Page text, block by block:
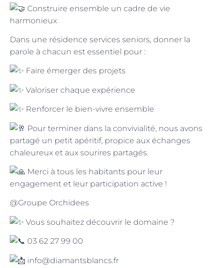
Construire ensemble un cadre de vie
harmonieux
Dans une résidence services seniors, donner la
parole à chacun est essentiel pour :
Faire émerger des projets
Valoriser chaque expérience
Renforcer le bien-vivre ensemble
Pour terminer dans la convivialité, nous avons
partagé un petit apéritif, propice aux échanges
chaleureux et aux sourires partagés.
Merci à tous les habitants pour leur
engagement et leur participation active !
@Groupe Orchidees
Vous souhaitez découvrir le domaine ?
03 62 27 99 00
info@diamantsblancs.fr